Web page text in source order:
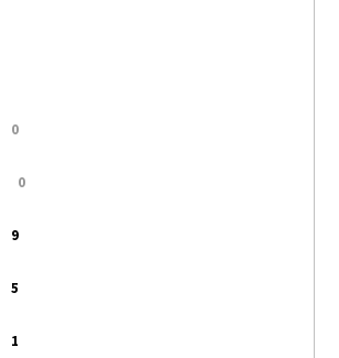
0
0
9
5
1